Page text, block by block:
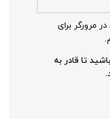
مرورگر برای
تا قادر به